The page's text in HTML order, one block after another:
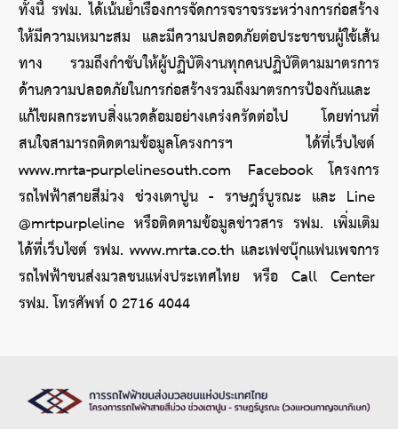
ทั้งนี้ รฟม. ได้เน้นย้ำเรื่องการจัดการจราจรระหว่างการก่อสร้าง
ให้มีความเหมาะสม และมีความปลอดภัยต่อประชาชนผู้ใช้เส้น
ทาง รวมถึงกำชับให้ผู้ปฏิบัติงานทุกคนปฏิบัติตามมาตรการ
ด้านความปลอดภัยในการก่อสร้างรวมถึงมาตรการป้องกันและ
แก้ไขผลกระทบสิ่งแวดล้อมอย่างเคร่งครัดต่อไป โดยท่านที่
สนใจสามารถติดตามข้อมูลโครงการฯ ได้ที่เว็บไซต์
www.mrta-purplelinesouth.com Facebook โครงการ
รถไฟฟ้าสายสีม่วง ช่วงเตาปูน - ราษฎร์บูรณะ และ Line
@mrtpurpleline หรือติดตามข้อมูลข่าวสาร รฟม. เพิ่มเติม
ได้ที่เว็บไซต์ รฟม. www.mrta.co.th และเฟซบุ๊กแฟนเพจการ
รถไฟฟ้าขนส่งมวลชนแห่งประเทศไทย หรือ Call Center
รฟม. โทรศัพท์ 0 2716 4044